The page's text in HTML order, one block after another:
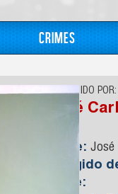
Crimes
CONHECIDO POR:
José
Nome: José
Foragido
Idade: